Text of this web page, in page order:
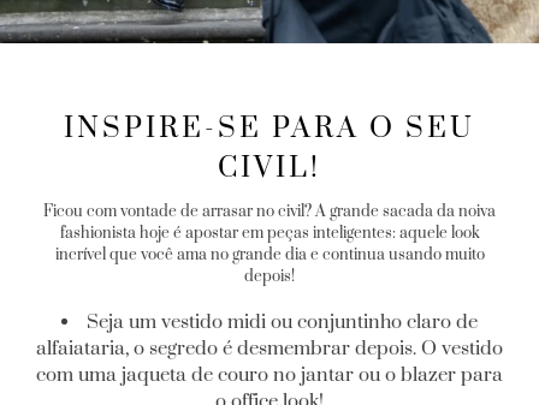
INSPIRE-SE PARA O SEU
CIVIL!
Ficou com vontade de arrasar no civil? A grande sacada da noiva
fashionista hoje é apostar em peças inteligentes: aquele look
incrível que você ama no grande dia e continua usando muito
depois!
Seja um vestido midi ou conjuntinho claro de
alfaiataria, o segredo é desmembrar depois. O vestido
com uma jaqueta de couro no jantar ou o blazer para